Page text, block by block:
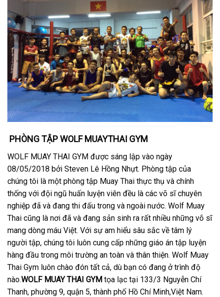
PHÒNG TẬP WOLF MUAYTHAI GYM
WOLF MUAY THAI GYM được sáng lập vào ngày
08/05/2018 bởi Steven Lê Hồng Nhựt. Phòng tập của
chúng tôi là một phòng tập Muay Thai thực thụ và chính
thống với đội ngũ huấn luyện viên đều là các võ sĩ chuyên
nghiệp đã và đang thi đấu trong và ngoài nước. Wolf Muay
Thai cũng là nơi đã và đang sản sinh ra rất nhiều những võ sĩ
mang dòng máu Việt. Với sự am hiểu sâu sắc về tâm lý
người tập, chúng tôi luôn cung cấp những giáo án tập luyện
hàng đầu trong môi trường an toàn và thân thiện. Wolf Muay
Thai Gym luôn chào đón tất cả, dù bạn có đang ở trình độ
nào.WOLF MUAY THAI GYM tọa lạc tại 133/3 Nguyễn Chí
Thanh, phường 9, quận 5, thành phố Hồ Chí Minh,Việt Nam.